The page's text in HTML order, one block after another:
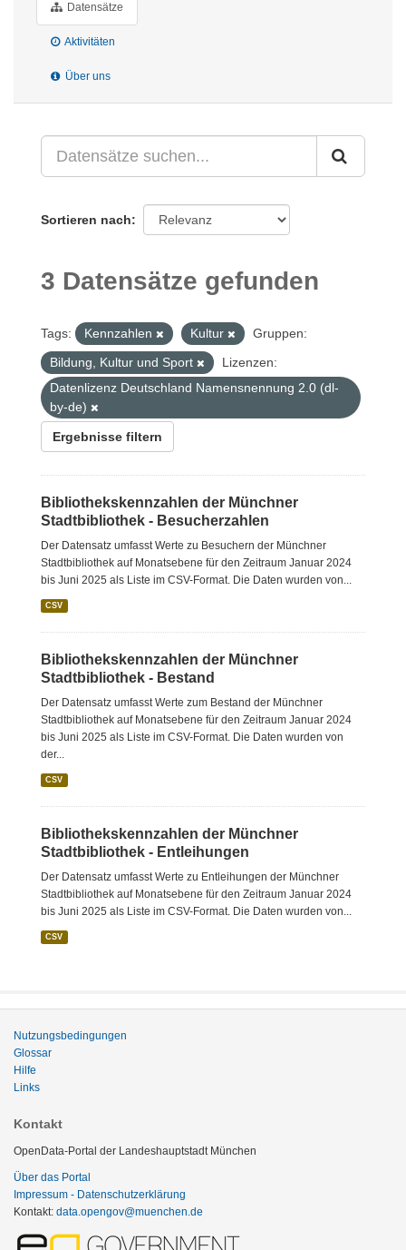
Datensätze
Aktivitäten
Über uns
Sortieren nach
3 Datensätze gefunden
Tags: Kennzahlen Kultur
Gruppen:
Bildung, Kultur und Sport
Lizenzen:
Datenlizenz Deutschland Namensnennung 2.0 (dl-
by-de)
Ergebnisse filtern
Bibliothekskennzahlen der Münchner
Stadtbibliothek - Besucherzahlen
Der Datensatz umfasst Werte zu Besuchern der Münchner
Stadtbibliothek auf Monatsebene für den Zeitraum Januar 2024
bis Juni 2025 als Liste im CSV-Format. Die Daten wurden von...
CSV
Bibliothekskennzahlen der Münchner
Stadtbibliothek - Bestand
Der Datensatz umfasst Werte zum Bestand der Münchner
Stadtbibliothek auf Monatsebene für den Zeitraum Januar 2024
bis Juni 2025 als Liste im CSV-Format. Die Daten wurden von
der...
CSV
Bibliothekskennzahlen der Münchner
Stadtbibliothek - Entleihungen
Der Datensatz umfasst Werte zu Entleihungen der Münchner
Stadtbibliothek auf Monatsebene für den Zeitraum Januar 2024
bis Juni 2025 als Liste im CSV-Format. Die Daten wurden von...
CSV
Nutzungsbedingungen
Glossar
Hilfe
Links
Kontakt
OpenData-Portal der Landeshauptstadt München
Über das Portal
Impressum - Datenschutzerklärung
Kontakt: data.opengov@muenchen.de